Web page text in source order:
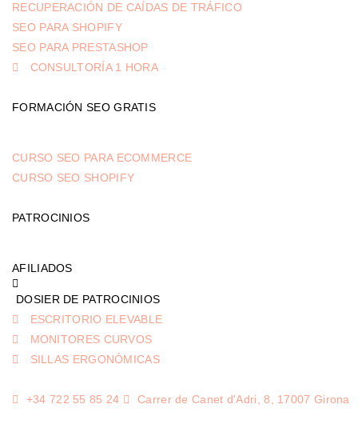
RECUPERACIÓN DE CAÍDAS DE TRÁFICO
SEO PARA SHOPIFY
SEO PARA PRESTASHOP
CONSULTORÍA 1 HORA
FORMACIÓN SEO GRATIS
CURSO SEO PARA ECOMMERCE
CURSO SEO SHOPIFY
PATROCINIOS
AFILIADOS
DOSIER DE PATROCINIOS
ESCRITORIO ELEVABLE
MONITORES CURVOS
SILLAS ERGONÓMICAS
+34 722 55 85 24 Carrer de Canet d'Adri, 8, 17007 Girona